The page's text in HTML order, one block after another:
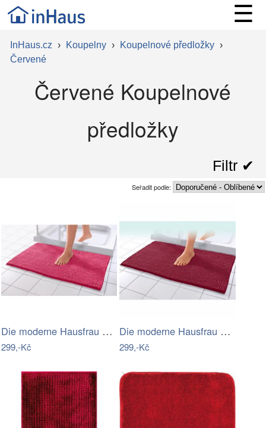
☰
InHaus.cz › Koupelny › Koupelnové předložky ›
Červené
Červené Koupelnové
předložky
Filtr ✔︎
Seřadit podle:
Die moderne Hausfrau Koupelnová…
299,-Kč
Die moderne Hausfrau Koupelnová…
299,-Kč